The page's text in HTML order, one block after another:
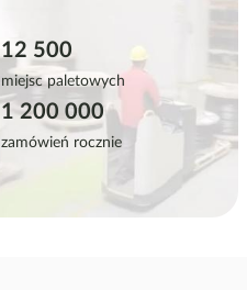
12 500
miejsc paletowych
1 200 000
zamówień rocznie